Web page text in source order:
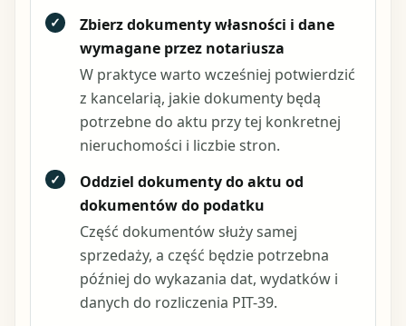
✓
Zbierz dokumenty własności i dane
wymagane przez notariusza
W praktyce warto wcześniej potwierdzić
z kancelarią, jakie dokumenty będą
potrzebne do aktu przy tej konkretnej
nieruchomości i liczbie stron.
✓
Oddziel dokumenty do aktu od
dokumentów do podatku
Część dokumentów służy samej
sprzedaży, a część będzie potrzebna
później do wykazania dat, wydatków i
danych do rozliczenia PIT-39.